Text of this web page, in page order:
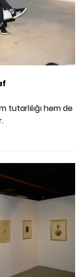
tutarlılığı hem de